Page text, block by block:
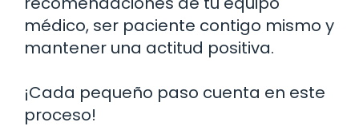
médico, ser paciente contigo mismo y
mantener una actitud positiva.
¡Cada pequeño paso cuenta en este
proceso!